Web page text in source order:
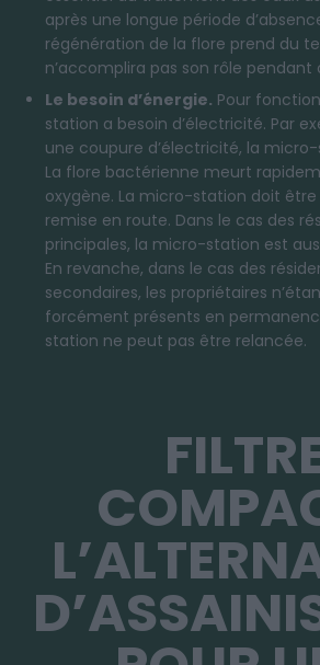
après une longue période
régénération de la flore prend du
n’accomplira pas son rôle
Le besoin d’énergie. Pour
station a besoin d’électricité. Par
une coupure d’électricité, la micro-
La flore bactérienne meurt
oxygène. La micro-station doit
remise en route. Dans le cas des
principales, la micro-station est
En revanche, dans le cas des
secondaires, les propriétaires
forcément présents en
station ne peut pas être relancée.